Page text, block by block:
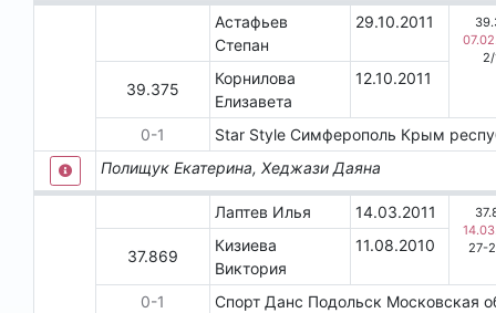
Астафьев
Степан
29.10.2011
2/
39.375
Корнилова
Елизавета
12.10.2011
0-1 Star StyleСимферополь Крым
Полищук Екатерина, Хеджази Даяна
Лаптев Илья 14.03.2011
27-
37.869
Кизиева
Виктория
11.08.2010
0-1 Спорт Данс Подольск Московская